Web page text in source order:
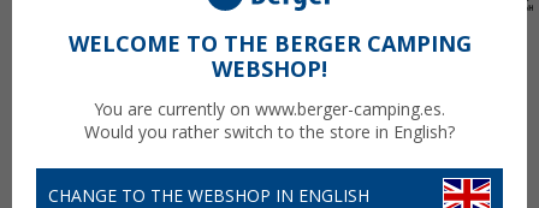
WELCOME TO THE BERGER CAMPING
WEBSHOP!
You are currently on www.berger-camping.es.
Would you rather switch to the store in English?
CHANGE TO THE WEBSHOP IN ENGLISH